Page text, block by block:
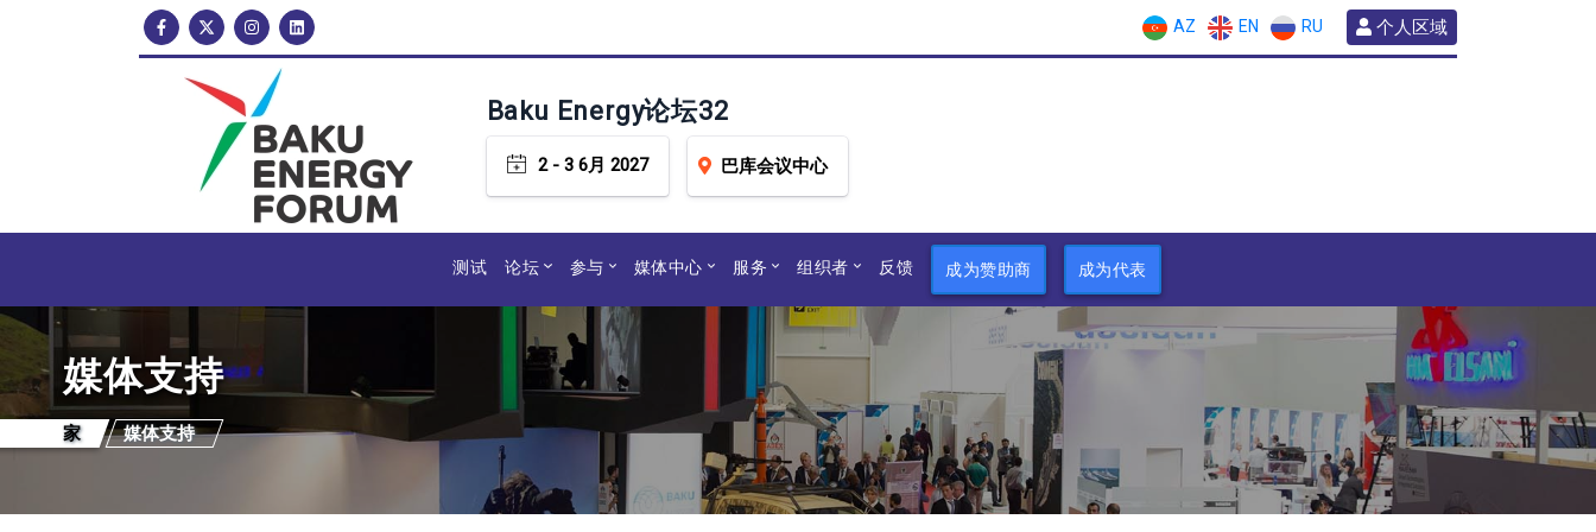
AZ EN RU 个人区域
Baku Energy论坛32
2 - 3 6月 2027 巴库会议中心
测试 论坛 参与 媒体中心 服务 组织者 反馈 成为赞助商 成为代表
媒体支持
家 媒体支持